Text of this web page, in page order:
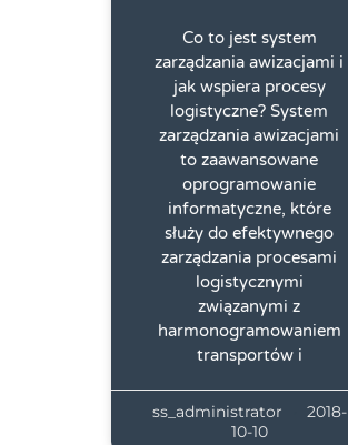
Co to jest system
zarządzania awizacjami i
jak wspiera procesy
logistyczne? System
zarządzania awizacjami
to zaawansowane
oprogramowanie
informatyczne, które
służy do efektywnego
zarządzania procesami
logistycznymi
związanymi z
harmonogramowaniem
transportów i
ss_administrator
2018-
10-10